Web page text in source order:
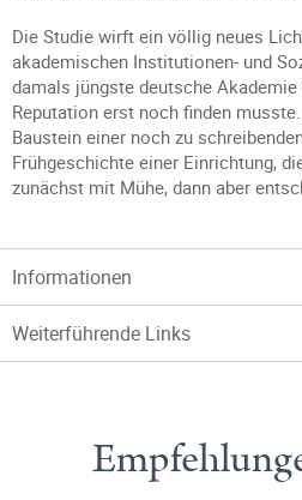
Die Studie wirft ein völlig neues
akademischen Institutionen- und
damals jüngste deutsche Akademie
Reputation erst noch finden
Baustein einer noch zu
Frühgeschichte einer Einrichtung,
zunächst mit Mühe, dann aber
Informationen
Weiterführende Links